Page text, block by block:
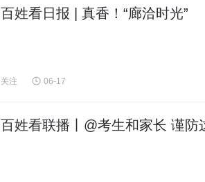
百姓看日报 | 真香！“廊洽时光”
关注 06-17
百姓看联播丨@考生和家长 谨防